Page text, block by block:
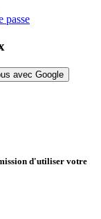
passe
avec Google
d'utiliser votre